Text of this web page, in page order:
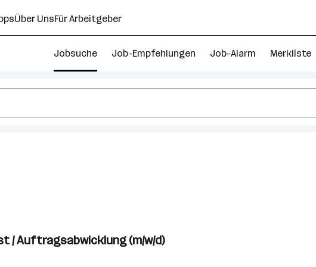
Über UnsFür Arbeitgeber
Jobsuche Job-Empfehlungen Job-Alarm Merkliste
/ Auftragsabwicklung (m/w/d)